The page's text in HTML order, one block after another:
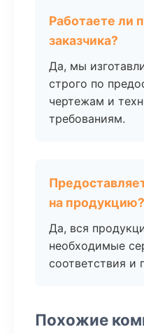
Работаете ли
заказчика?
Да, мы
строго по
чертежам и
требованиям.
на продукцию?
Да, вся
необходимые
соответствия и
Похожие